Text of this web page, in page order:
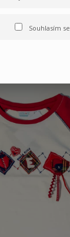
Souhlasím se